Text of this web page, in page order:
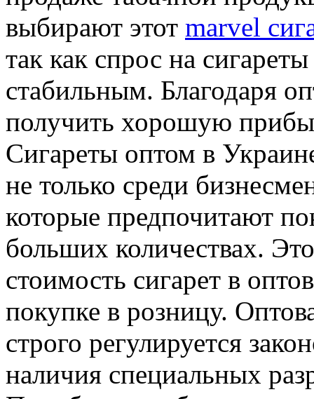
выбирают этот marvel
так как спрос на
стабильным. Благодаря
получить хорошую
Сигареты оптом в
не только среди
которые предпочитают
больших количествах.
стоимость сигарет в
покупке в розницу.
строго регулируется
наличия специальных